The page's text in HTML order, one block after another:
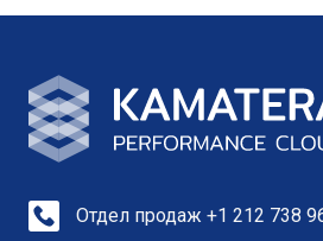
Отдел продаж +1 212 738